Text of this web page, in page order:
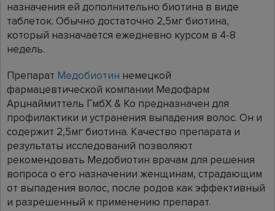
назначения ей дополнительно биотина в виде
таблеток. Обычно достаточно 2,5мг биотина,
который назначается ежедневно курсом в 4-8
недель.
Препарат Медобиотин немецкой
фармацевтической компании Медофарм
Арцнаймиттель ГмбХ & Ко предназначен для
профилактики и устранения выпадения волос. Он и
содержит 2,5мг биотина. Качество препарата и
результаты исследований позволяют
рекомендовать Медобиотин врачам для решения
вопроса о его назначении женщинам, страдающим
от выпадения волос, после родов как эффективный
и разрешенный к применению препарат.